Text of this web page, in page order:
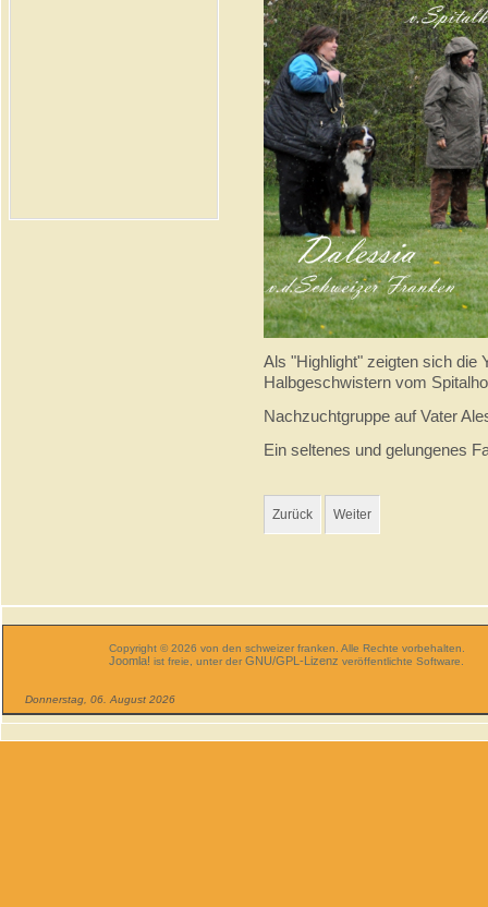
Als "Highlight" zeigten sich die
Halbgeschwistern vom
Nachzuchtgruppe auf Vater
Ein seltenes und gelungenes
Zurück Weiter
Copyright © 2026 von den schweizer franken. Alle Rechte vorbehalten.
Joomla! ist freie, unter derGNU/GPL-Lizenz veröffentlichte Software.
Donnerstag, 06. August 2026